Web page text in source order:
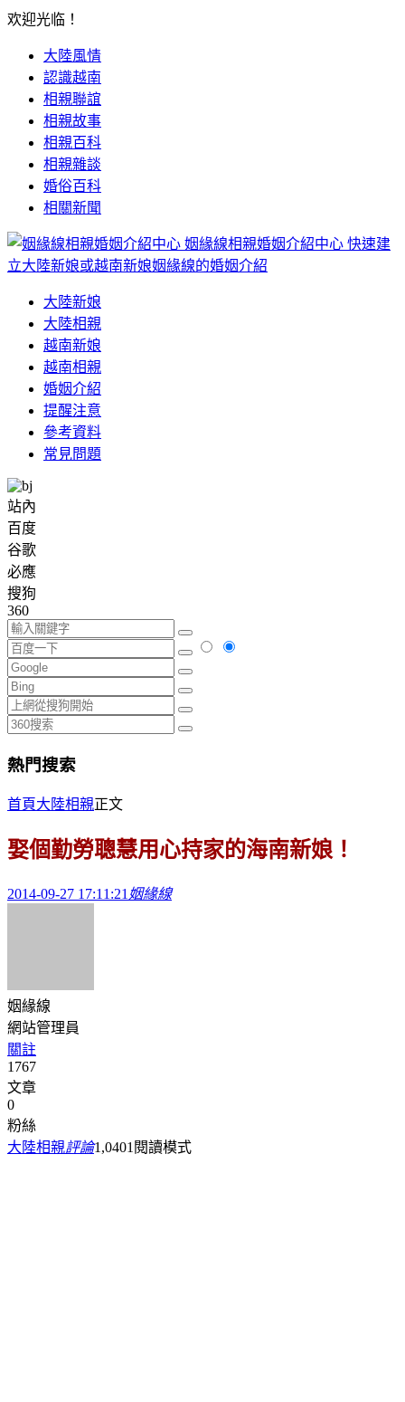
欢迎光临！
大陸風情
認識越南
相親聯誼
相親故事
相親百科
相親雜談
婚俗百科
相關新聞
姻緣線相親婚姻介紹中心 快速建
立大陸新娘或越南新娘姻緣線的婚姻介紹
大陸新娘
大陸相親
越南新娘
越南相親
婚姻介紹
提醒注意
參考資料
常見問題
站內
百度
谷歌
必應
搜狗
360
熱門搜索
首頁大陸相親正文
娶個勤勞聰慧用心持家的海南新娘！
2014-09-27 17:11:21 姻緣線
姻緣線
網站管理員
關註
1767
文章
0
粉絲
大陸相親評論1,0401 閱讀模式